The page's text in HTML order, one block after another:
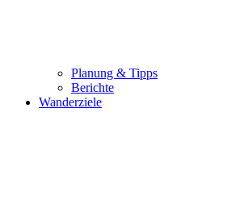
Planung & Tipps
Berichte
Wanderziele